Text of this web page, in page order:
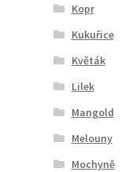
Kopr
Kukuřice
Květák
Lilek
Mangold
Melouny
Mochyně